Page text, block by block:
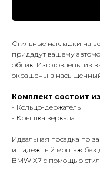
Стильные накладки на
придадут вашему
облик. Изготовлены из
окрашены в
Комплект состоит
- Кольцо-держатель
- Крышка зеркала
Идеальная посадка по
и надежный монтаж без
BMW X7 с помощью